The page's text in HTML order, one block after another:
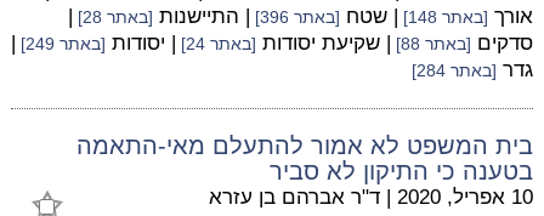
אורך [באתר 148] | שטח [באתר 396] | התיישנות [באתר 28]
|
סדקים [באתר 88] | שקיעת יסודות [באתר 24] | יסודות [באתר 249]
|
גדר [באתר 284]
בית המשפט לא אמור להתעלם מאי-התאמה
בטענה כי התיקון לא סביר
10 אפריל, 2020 | ד"ר אברהם בן עזרא